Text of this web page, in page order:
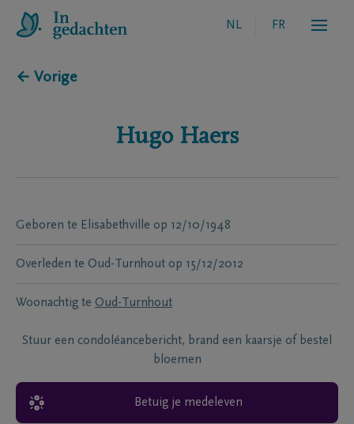
NL FR
← Vorige
Hugo Haers
Geboren te Elisabethville op 12/10/1948
Overleden te Oud-Turnhout op 15/12/2012
Woonachtig te Oud-Turnhout
Stuur een condoléancebericht, brand een kaarsje of bestel
bloemen
Betuig je medeleven